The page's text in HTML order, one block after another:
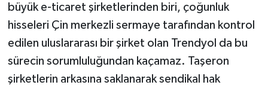
büyük e-ticaret şirketlerinden biri, çoğunluk
hisseleri Çin merkezli sermaye tarafından kontrol
edilen uluslararası bir şirket olan Trendyol da bu
sürecin sorumluluğundan kaçamaz. Taşeron
şirketlerin arkasına saklanarak sendikal hak